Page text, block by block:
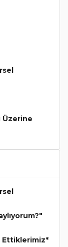
Üzerine
Ettiklerimiz*